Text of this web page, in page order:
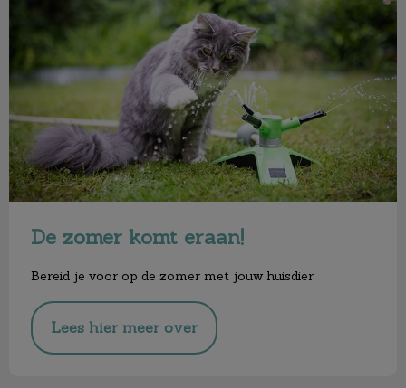
De zomer komt eraan!
Bereid je voor op de zomer met jouw huisdier
Lees hier meer over